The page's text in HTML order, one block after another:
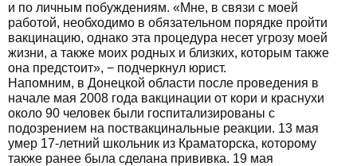
и по личным побуждениям. «Мне, в связи с моей
работой, необходимо в обязательном порядке пройти
вакцинацию, однако эта процедура несет угрозу моей
жизни, а также моих родных и близких, которым также
она предстоит», − подчеркнул юрист.
Напомним, в Донецкой области после проведения в
начале мая 2008 года вакцинации от кори и краснухи
около 90 человек были госпитализированы с
подозрением на поствакцинальные реакции. 13 мая
умер 17-летний школьник из Краматорска, которому
также ранее была сделана прививка. 19 мая